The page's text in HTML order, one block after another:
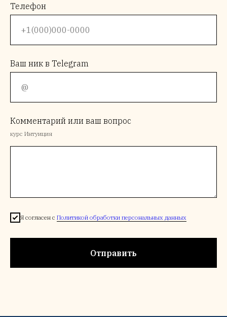
Телефон
Ваш ник в Telegram
Комментарий или ваш вопрос
курс Интуиция
Я согласен с Политикой обработки персональных данных
Отправить